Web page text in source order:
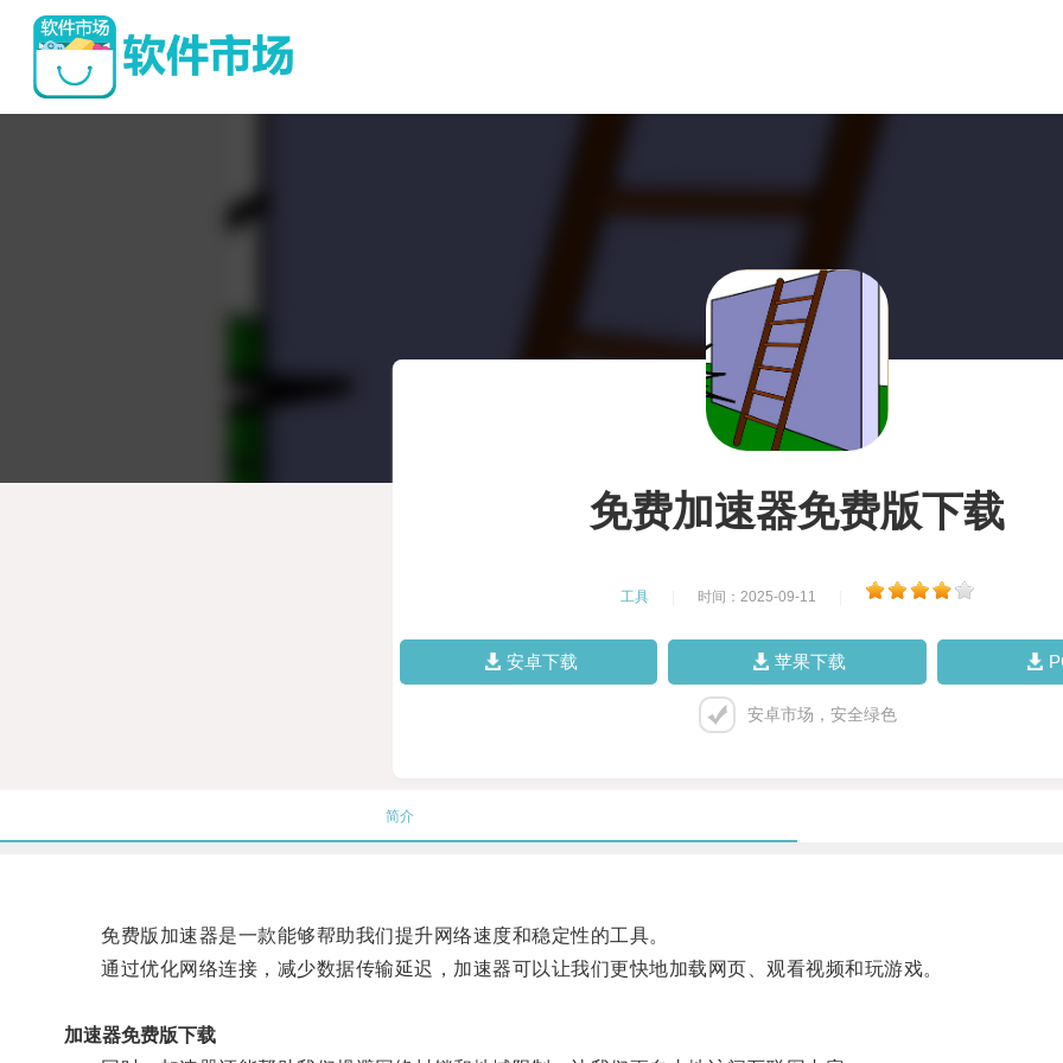
免费加速器免费版下载
工具 时间：2025-09-11
安卓下载 苹果下载
安卓市场，安全绿色
简介
免费版加速器是一款能够帮助我们提升网络速度和稳定性的工具。
通过优化网络连接，减少数据传输延迟，加速器可以让我们更快地加载网页、观看视频和玩游戏。
加速器免费版下载